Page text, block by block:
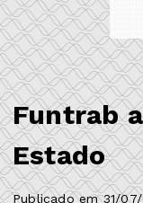
Funtrab
Estado
Publicado em 31/07/